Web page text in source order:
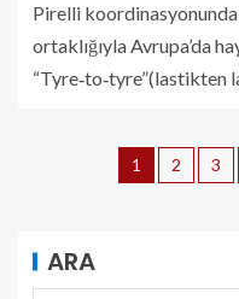
Pirelli
ortaklığıyla Avrupa’da
“Tyre‑to‑tyre”(lastikten
1 2 3
ARA